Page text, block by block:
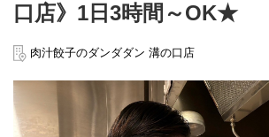
口店》1日3時間～OK★
肉汁餃子のダンダダン 溝の口店